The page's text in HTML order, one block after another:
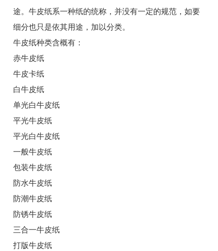
途。牛皮纸系一种纸的统称，并没有一定的规范，如要
细分也只是依其用途，加以分类。
牛皮纸种类含概有：
赤牛皮纸
牛皮卡纸
白牛皮纸
单光白牛皮纸
平光牛皮纸
平光白牛皮纸
一般牛皮纸
包装牛皮纸
防水牛皮纸
防潮牛皮纸
防锈牛皮纸
三合一牛皮纸
打版牛皮纸